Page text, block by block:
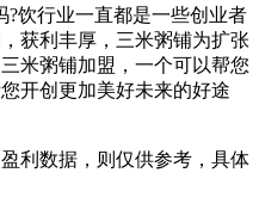
行业一直都是一些创业者
获利丰厚，三米粥铺为扩张
米粥铺加盟，一个可以帮您
开创更加美好未来的好途
利数据，则仅供参考，具体